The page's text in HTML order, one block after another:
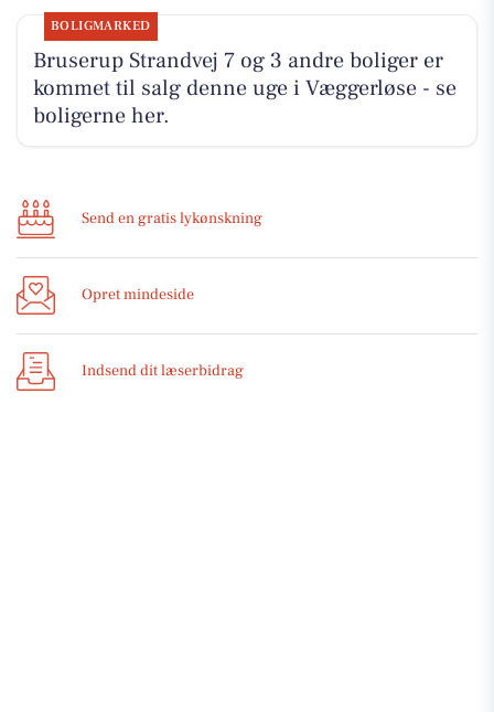
BOLIGMARKED
Bruserup Strandvej 7 og 3 andre boliger er
kommet til salg denne uge i Væggerløse - se
boligerne her.
Send en gratis lykønskning
Opret mindeside
Indsend dit læserbidrag